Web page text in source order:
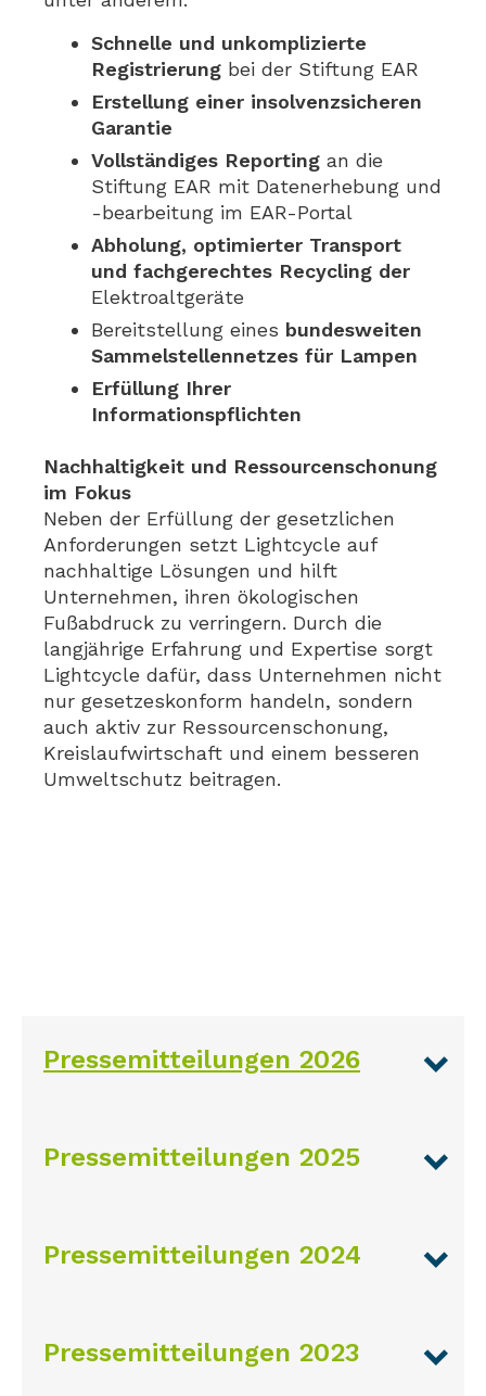
Schnelle und unkomplizierte
Registrierung bei der Stiftung EAR
Erstellung einer insolvenzsicheren
Garantie
Vollständiges Reporting an die
Stiftung EAR mit Datenerhebung und
-bearbeitung im EAR-Portal
Abholung, optimierter Transport
und fachgerechtes Recycling der
Elektroaltgeräte
Bereitstellung eines bundesweiten
Sammelstellennetzes für Lampen
Erfüllung Ihrer
Informationspflichten
Nachhaltigkeit und Ressourcenschonung
im Fokus
Neben der Erfüllung der gesetzlichen
Anforderungen setzt Lightcycle auf
nachhaltige Lösungen und hilft
Unternehmen, ihren ökologischen
Fußabdruck zu verringern. Durch die
langjährige Erfahrung und Expertise sorgt
Lightcycle dafür, dass Unternehmen nicht
nur gesetzeskonform handeln, sondern
auch aktiv zur Ressourcenschonung,
Kreislaufwirtschaft und einem besseren
Umweltschutz beitragen.
Pressemitteilungen 2026
Pressemitteilungen 2025
Pressemitteilungen 2024
Pressemitteilungen 2023